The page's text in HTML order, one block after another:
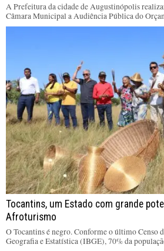
A Prefeitura da cidade de Augustinópolis
Câmara Municipal a Audiência Pública do
Tocantins, um Estado com grande
Afroturismo
O Tocantins é negro. Conforme o último Censo
Geografia e Estatística (IBGE), 70% da